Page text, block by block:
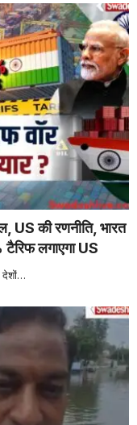
की रणनीति, भारत
लगाएगा US
…